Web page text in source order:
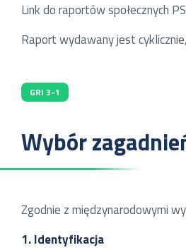
Link do raportów społecznych
Raport wydawany jest
GRI 3-1
Wybór
Zgodnie z międzynarodowymi
1. Identyfikacja